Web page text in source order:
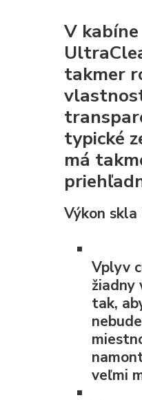
V
takmer
typické
má
Výkon
Vplyv
žiadny
tak,
veľmi